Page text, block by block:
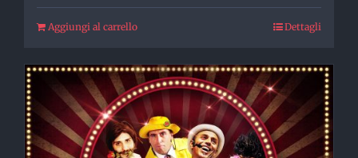
Aggiungi al carrello Dettagli